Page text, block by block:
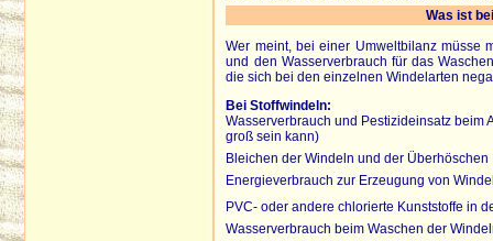
Was ist
Wer meint, bei einer Umweltbilanz müsse
und den Wasserverbrauch für das
die sich bei den einzelnen Windelarten
Bei Stoffwindeln:
Wasserverbrauch und Pestizideinsatz beim
groß sein kann)
Bleichen der Windeln und der Überhöschen
Energieverbrauch zur Erzeugung von
PVC- oder andere chlorierte Kunststoffe in
Wasserverbrauch beim Waschen der